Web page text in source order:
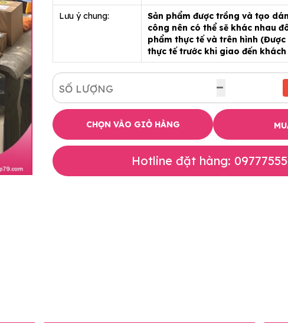
Lưu ý chung:
Sản phẩm được trồng và tạo
công nên có thể sẽ khác nhau
phẩm thực tế và trên hình
thực tế trước khi giao đến
SỐ LƯỢNG
CHỌN VÀO GIỎ HÀNG
Hotline đặt hàng: